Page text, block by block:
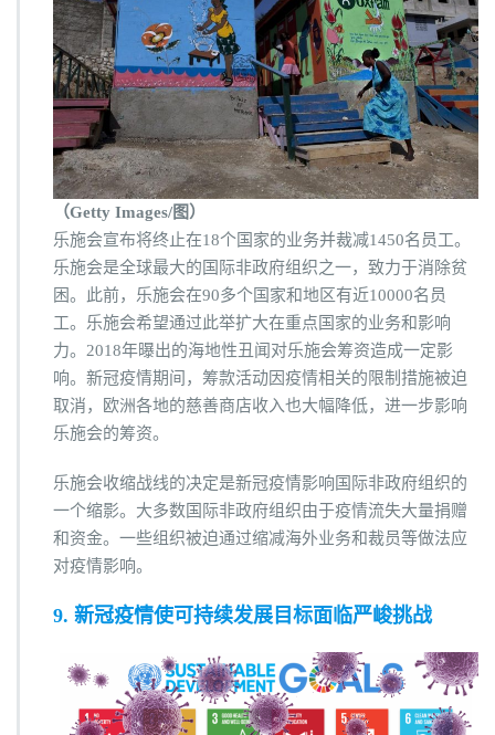
（Getty Images/图）
乐施会宣布将终止在18个国家的业务并裁减1450名员工。
乐施会是全球最大的国际非政府组织之一，致力于消除贫
困。此前，乐施会在90多个国家和地区有近10000名员
工。乐施会希望通过此举扩大在重点国家的业务和影响
力。2018年曝出的海地性丑闻对乐施会筹资造成一定影
响。新冠疫情期间，筹款活动因疫情相关的限制措施被迫
取消，欧洲各地的慈善商店收入也大幅降低，进一步影响
乐施会的筹资。
乐施会收缩战线的决定是新冠疫情影响国际非政府组织的
一个缩影。大多数国际非政府组织由于疫情流失大量捐赠
和资金。一些组织被迫通过缩减海外业务和裁员等做法应
对疫情影响。
9. 新冠疫情使可持续发展目标面临严峻挑战